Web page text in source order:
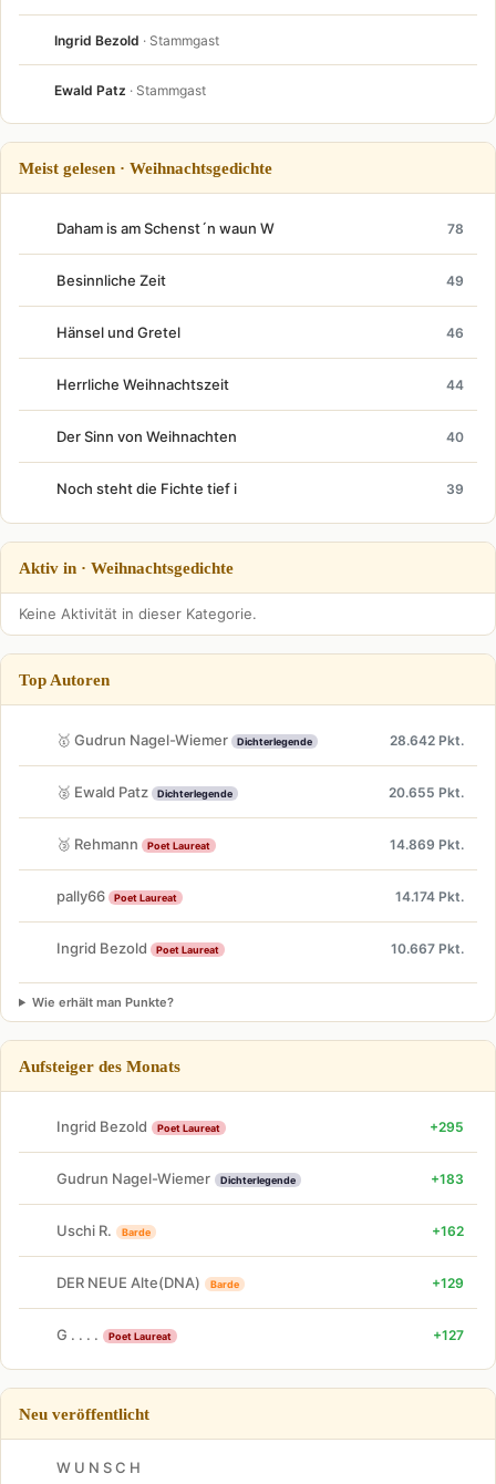
Ingrid Bezold · Stammgast
Ewald Patz · Stammgast
Meist gelesen · Weihnachtsgedichte
Daham is am Schenst´n waun W 78
Besinnliche Zeit 49
Hänsel und Gretel 46
Herrliche Weihnachtszeit 44
Der Sinn von Weihnachten 40
Noch steht die Fichte tief i 39
Aktiv in · Weihnachtsgedichte
Keine Aktivität in dieser Kategorie.
Top Autoren
🥇 Gudrun Nagel-Wiemer Dichterlegende 28.642 Pkt.
🥈 Ewald Patz Dichterlegende 20.655 Pkt.
🥉 Rehmann Poet Laureat 14.869 Pkt.
pally66 Poet Laureat 14.174 Pkt.
Ingrid Bezold Poet Laureat 10.667 Pkt.
Wie erhält man Punkte?
Aufsteiger des Monats
Ingrid Bezold Poet Laureat +295
Gudrun Nagel-Wiemer Dichterlegende +183
Uschi R. Barde +162
DER NEUE Alte(DNA) Barde +129
G . . . . Poet Laureat +127
Neu veröffentlicht
W U N S C H